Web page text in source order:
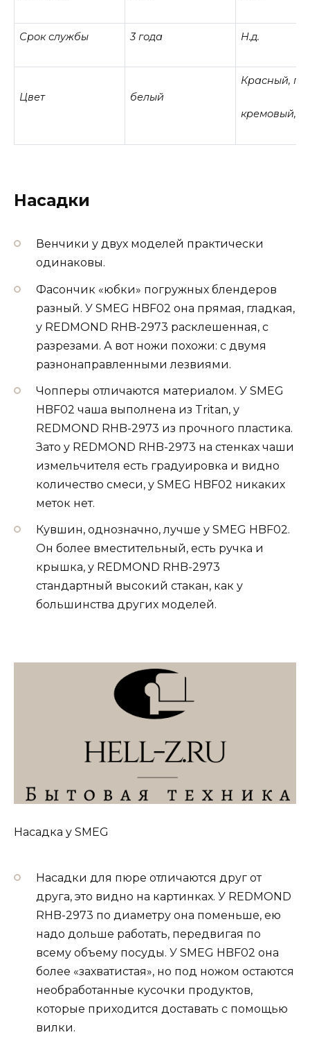
Срок службы 3 года Н.д.
Цвет белый
Красный,
кремовый,
Насадки
Венчики у двух моделей практически
одинаковы.
Фасончик «юбки» погружных блендеров
разный. У SMEG HBF02 она прямая, гладкая,
у REDMOND RHB-2973 расклешенная, с
разрезами. А вот ножи похожи: с двумя
разнонаправленными лезвиями.
Чопперы отличаются материалом. У SMEG
HBF02 чаша выполнена из Tritan, у
REDMOND RHB-2973 из прочного пластика.
Зато у REDMOND RHB-2973 на стенках чаши
измельчителя есть градуировка и видно
количество смеси, у SMEG HBF02 никаких
меток нет.
Кувшин, однозначно, лучше у SMEG HBF02.
Он более вместительный, есть ручка и
крышка, у REDMOND RHB-2973
стандартный высокий стакан, как у
большинства других моделей.
Насадка у SMEG
Насадки для пюре отличаются друг от
друга, это видно на картинках. У REDMOND
RHB-2973 по диаметру она поменьше, ею
надо дольше работать, передвигая по
всему объему посуды. У SMEG HBF02 она
более «захватистая», но под ножом остаются
необработанные кусочки продуктов,
которые приходится доставать с помощью
вилки.